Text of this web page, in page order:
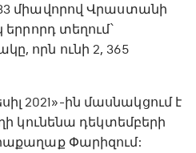
միավորով Վրաստանի
երրորդ տեղում՝
որն ունի 2, 365
2021»-ին մասնակցում է
կունենա դեկտեմբերի
Փարիզում: